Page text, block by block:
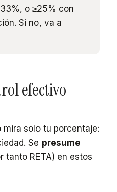
o ≥25% con
Si no, va a
efectivo
mira solo tu porcentaje:
Se presume
tanto RETA) en estos